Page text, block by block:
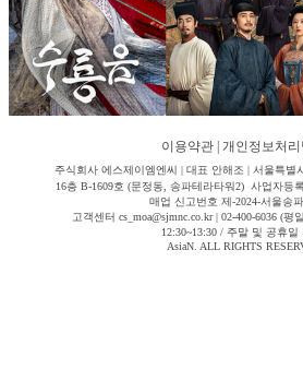
이용약관 개인정보처리
주식회사 에스제이엠엔씨 | 대표 안해조 | 서울특별
16층 B-1609호 (문정동, 송파테라타워2) 사업자등
매업 신고번호 제-2024-서울송
고객센터 cs_moa@sjmnc.co.kr | 02-400-6036 (평
12:30~13:30 / 주말 및 공휴일
AsiaN. ALL RIGHTS